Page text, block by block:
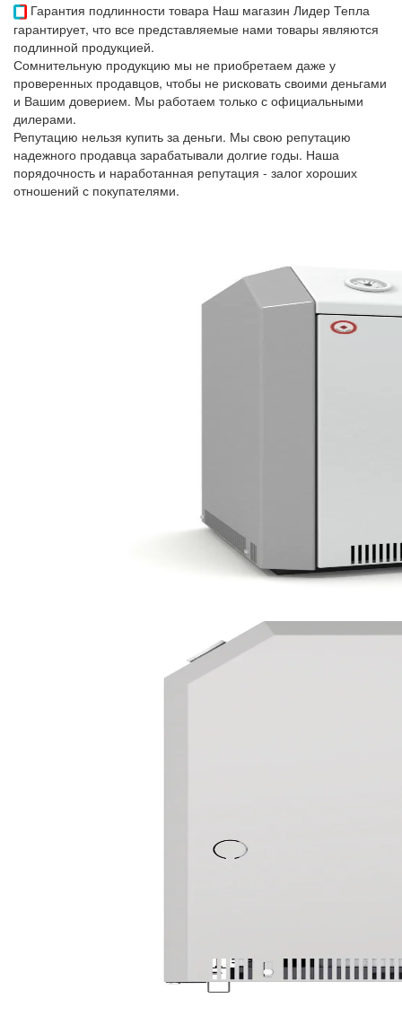
Гарантия подлинности товара Наш магазин Лидер Тепла
гарантирует, что все представляемые нами товары являются
подлинной продукцией.
Сомнительную продукцию мы не приобретаем даже у
проверенных продавцов, чтобы не рисковать своими деньгами
и Вашим доверием. Мы работаем только с официальными
дилерами.
Репутацию нельзя купить за деньги. Мы свою репутацию
надежного продавца зарабатывали долгие годы. Наша
порядочность и наработанная репутация - залог хороших
отношений с покупателями.